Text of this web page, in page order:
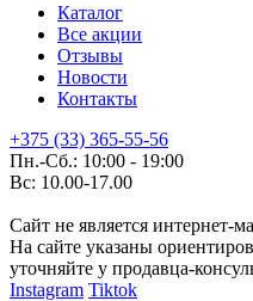
Каталог
Все акции
Отзывы
Новости
Контакты
+375 (33) 365-55-56
Пн.-Сб.: 10:00 - 19:00
Вс: 10.00-17.00
Сайт не является интернет-
На сайте указаны
уточняйте у продавца-
Instagram Tiktok